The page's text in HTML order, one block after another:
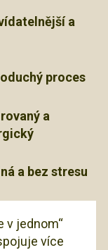
a
proces
a
a bez stresu
v jednom“
více